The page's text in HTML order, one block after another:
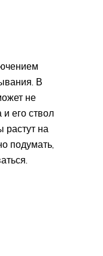
В
не
его ствол
растут на
подумать,